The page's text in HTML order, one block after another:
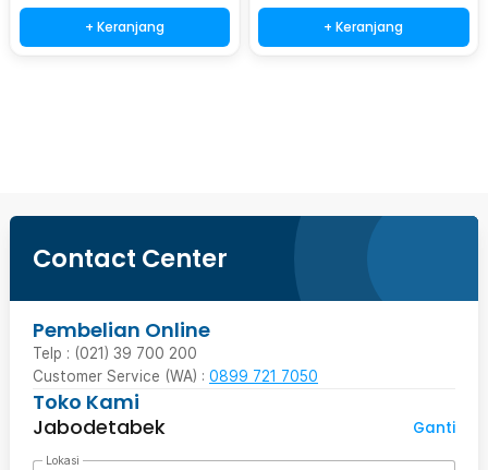
+ Keranjang + Keranjang
Contact Center
Pembelian Online
Telp : (021) 39 700 200
Customer Service (WA) : 0899 721 7050
Toko Kami
Jabodetabek
Ganti
Lokasi